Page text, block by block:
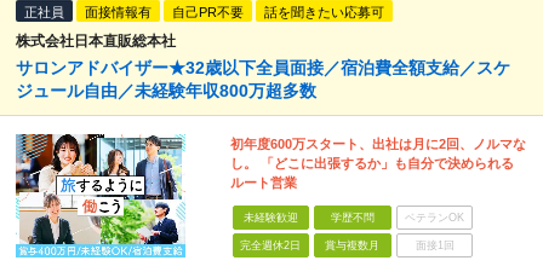
正社員 面接情報有 自己PR不要 話を聞きたい応募可
株式会社日本直販総本社
サロンアドバイザー★32歳以下全員面接／宿泊費全額支給／スケ
ジュール自由／未経験年収800万超多数
初年度600万スタート、出社は月に2回、ノルマな
し。 「どこに出張するか」も自分で決められる
ルート営業
未経験歓迎 学歴不問 ベテランOK
完全週休2日 賞与複数月 面接1回